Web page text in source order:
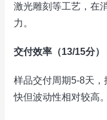
激光雕刻等工艺，在
力。
交付效率（13/15分）
样品交付周期5-8天
快但波动性相对较高。